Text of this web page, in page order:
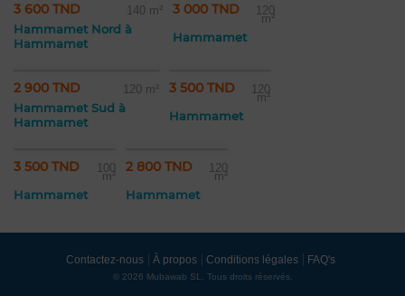
3 600 TND 140 m²
Hammamet Nord à
Hammamet
3 000 TND 120
m²
Hammamet
2 900 TND 120 m²
Hammamet Sud à
Hammamet
3 500 TND 120
m²
Hammamet
3 500 TND 100
m²
Hammamet
2 800 TND 120
m²
Hammamet
Contactez-nous À propos Conditions légales FAQ's
© 2026 Mubawab SL. Tous droits réservés.